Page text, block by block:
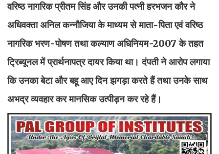
वरिष्ठ नागरिक प्रीतम सिंह और उनकी पत्नी हरभजन कौर ने
अधिवक्ता अनिल कन्नौजिया के माध्यम से माता-पिता एवं वरिष्ठ
नागरिक भरण-पोषण तथा कल्याण अधिनियम-2007 के तहत
ट्रिब्यूनल में प्रार्थनापत्र दायर किया था। दंपती ने आरोप लगाया
कि उनका बेटा और बहू आए दिन झगड़ा करते हैं तथा उनके साथ
अभद्र व्यवहार कर मानसिक उत्पीड़न कर रहे हैं।